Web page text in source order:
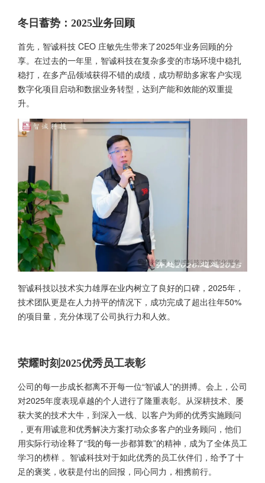
冬日蓄势：2025业务回顾
首先，智诚科技 CEO 庄敏先生带来了2025年业务回顾的分
享。在过去的一年里，智诚科技在复杂多变的市场环境中稳扎
稳打，在多产品领域获得不错的成绩，成功帮助多家客户实现
数字化项目启动和数据业务转型，达到产能和效能的双重提
升。
智诚科技以技术实力雄厚在业内树立了良好的口碑，2025年，
技术团队更是在人力持平的情况下，成功完成了超出往年50%
的项目量，充分体现了公司执行力和人效。
荣耀时刻2025优秀员工表彰
公司的每一步成长都离不开每一位“智诚人”的拼搏。会上，公司
对2025年度表现卓越的个人进行了隆重表彰。从深耕技术、屡
获大奖的技术大牛，到深入一线、以客户为师的优秀实施顾问
，更有用诚意和优秀解决方案打动众多客户的业务顾问，他们
用实际行动诠释了“我的每一步都算数”的精神，成为了全体员工
学习的榜样 。智诚科技对于如此优秀的员工伙伴们，给予了十
足的褒奖，收获是付出的回报，同心同力，相携前行。